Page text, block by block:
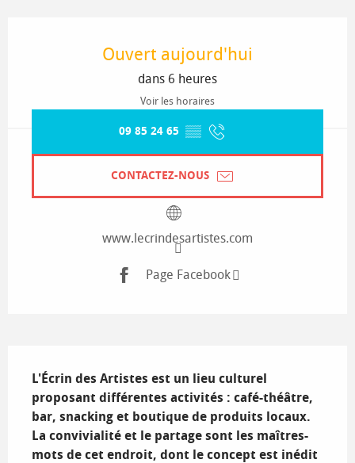
Ouvert aujourd'hui
dans 6 heures
Voir les horaires
09 85 24 65 ▒▒
CONTACTEZ-NOUS
www.lecrindesartistes.com
Page Facebook
L'Écrin des Artistes est un lieu culturel
proposant différentes activités : café-théâtre,
bar, snacking et boutique de produits locaux.
La convivialité et le partage sont les maîtres-
mots de cet endroit, dont le concept est inédit